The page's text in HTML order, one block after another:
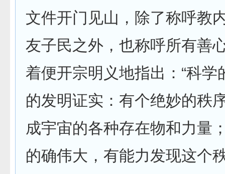
文件开门见山，除了称呼教
友子民之外，也称呼所有善
着便开宗明义地指出：“科学
的发明证实：有个绝妙的秩
成宇宙的各种存在物和力量
的确伟大，有能力发现这个